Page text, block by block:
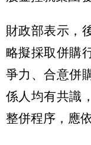
財政部表示，
略擬採取併購
爭力、合意併
係人均有共識
整併程序，應